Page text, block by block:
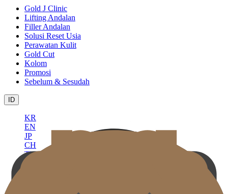
Gold J Clinic
Lifting Andalan
Filler Andalan
Solusi Reset Usia
Perawatan Kulit
Gold Cut
Kolom
Promosi
Sebelum & Sesudah
ID
KR
EN
JP
CH
TW